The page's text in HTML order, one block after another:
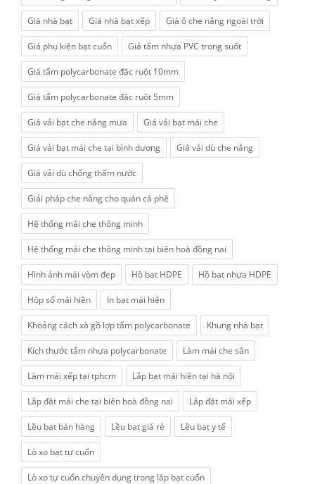
Giá nhà bạt Giá nhà bạt xếp Giá ô che nắng ngoài trời
Giá phụ kiện bạt cuốn Giá tấm nhựa PVC trong suốt
Giá tấm polycarbonate đặc ruột 10mm
Giá tấm polycarbonate đặc ruột 5mm
Giá vải bạt che nắng mưa Giá vải bạt mái che
Giá vải bạt mái che tại bình dương Giá vải dù che nắng
Giá vải dù chống thấm nước
Giải pháp che nắng cho quán cà phê
Hệ thống mái che thông minh
Hệ thống mái che thông minh tại biên hoà đồng nai
Hình ảnh mái vòm đẹp Hồ bạt HDPE Hồ bạt nhựa HDPE
Hộp số mái hiên In bạt mái hiên
Khoảng cách xà gồ lợp tấm polycarbonate Khung nhà bạt
Kích thước tấm nhựa polycarbonate Làm mái che sân
Làm mái xếp tại tphcm Lắp bạt mái hiên tại hà nội
Lắp đặt mái che tại biên hoà đồng nai Lắp đặt mái xếp
Lều bạt bán hàng Lều bạt giá rẻ Lều bạt y tế
Lò xo bạt tự cuốn
Lò xo tự cuốn chuyên dụng trong lắp bạt cuốn